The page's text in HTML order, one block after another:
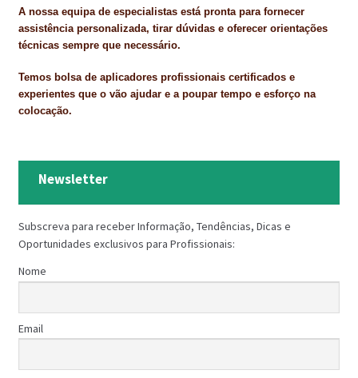
A nossa equipa de especialistas está pronta para fornecer
assistência personalizada, tirar dúvidas e oferecer orientações
técnicas sempre que necessário.
Temos bolsa de aplicadores profissionais certificados e
experientes que o vão ajudar e a poupar tempo e esforço na
colocação.
Newsletter
Subscreva para receber Informação, Tendências, Dicas e
Oportunidades exclusivos para Profissionais:
Nome
Email